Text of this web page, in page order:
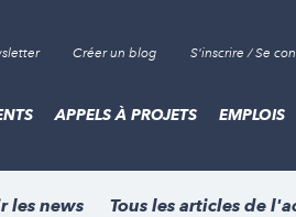
Créer un blog S'inscrire / Se
APPELS À PROJETS EMPLOIS
les news Tous les articles de